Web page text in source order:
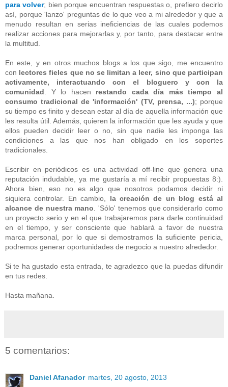
para volver; bien porque encuentran respuestas o, prefiero decirlo
así, porque 'lanzo' preguntas de lo que veo a mi alrededor y que a
menudo resultan en serias ineficiencias de las cuales podemos
realizar acciones para mejorarlas y, por tanto, para destacar entre
la multitud.
En este, y en otros muchos blogs a los que sigo, me encuentro
con lectores fieles que no se limitan a leer, sino que participan
activamente, interactuando con el bloguero y con la
comunidad . Y lo hacen restando cada día más tiempo al
consumo tradicional de 'información' (TV, prensa, ...); porque
su tiempo es finito y desean estar al día de aquella información que
les resulta útil. Además, quieren la información que les ayuda y que
ellos pueden decidir leer o no, sin que nadie les imponga las
condiciones a las que nos han obligado en los soportes
tradicionales.
Escribir en periódicos es una actividad off-line que genera una
reputación indudable, ya me gustaría a mí recibir propuestas 8:).
Ahora bien, eso no es algo que nosotros podamos decidir ni
siquiera controlar. En cambio, la creación de un blog está al
alcance de nuestra mano . 'Sólo' tenemos que considerarlo como
un proyecto serio y en el que trabajaremos para darle continuidad
en el tiempo, y ser consciente que hablará a favor de nuestra
marca personal, por lo que si demostramos la suficiente pericia,
podremos generar oportunidades de negocio a nuestro alrededor.
Si te ha gustado esta entrada, te agradezco que la puedas difundir
en tus redes.
Hasta mañana.
5 comentarios:
Daniel Afanador martes, 20 agosto, 2013